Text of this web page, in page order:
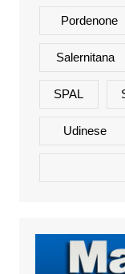
Pordenone
Salernitana
SPAL
Udinese